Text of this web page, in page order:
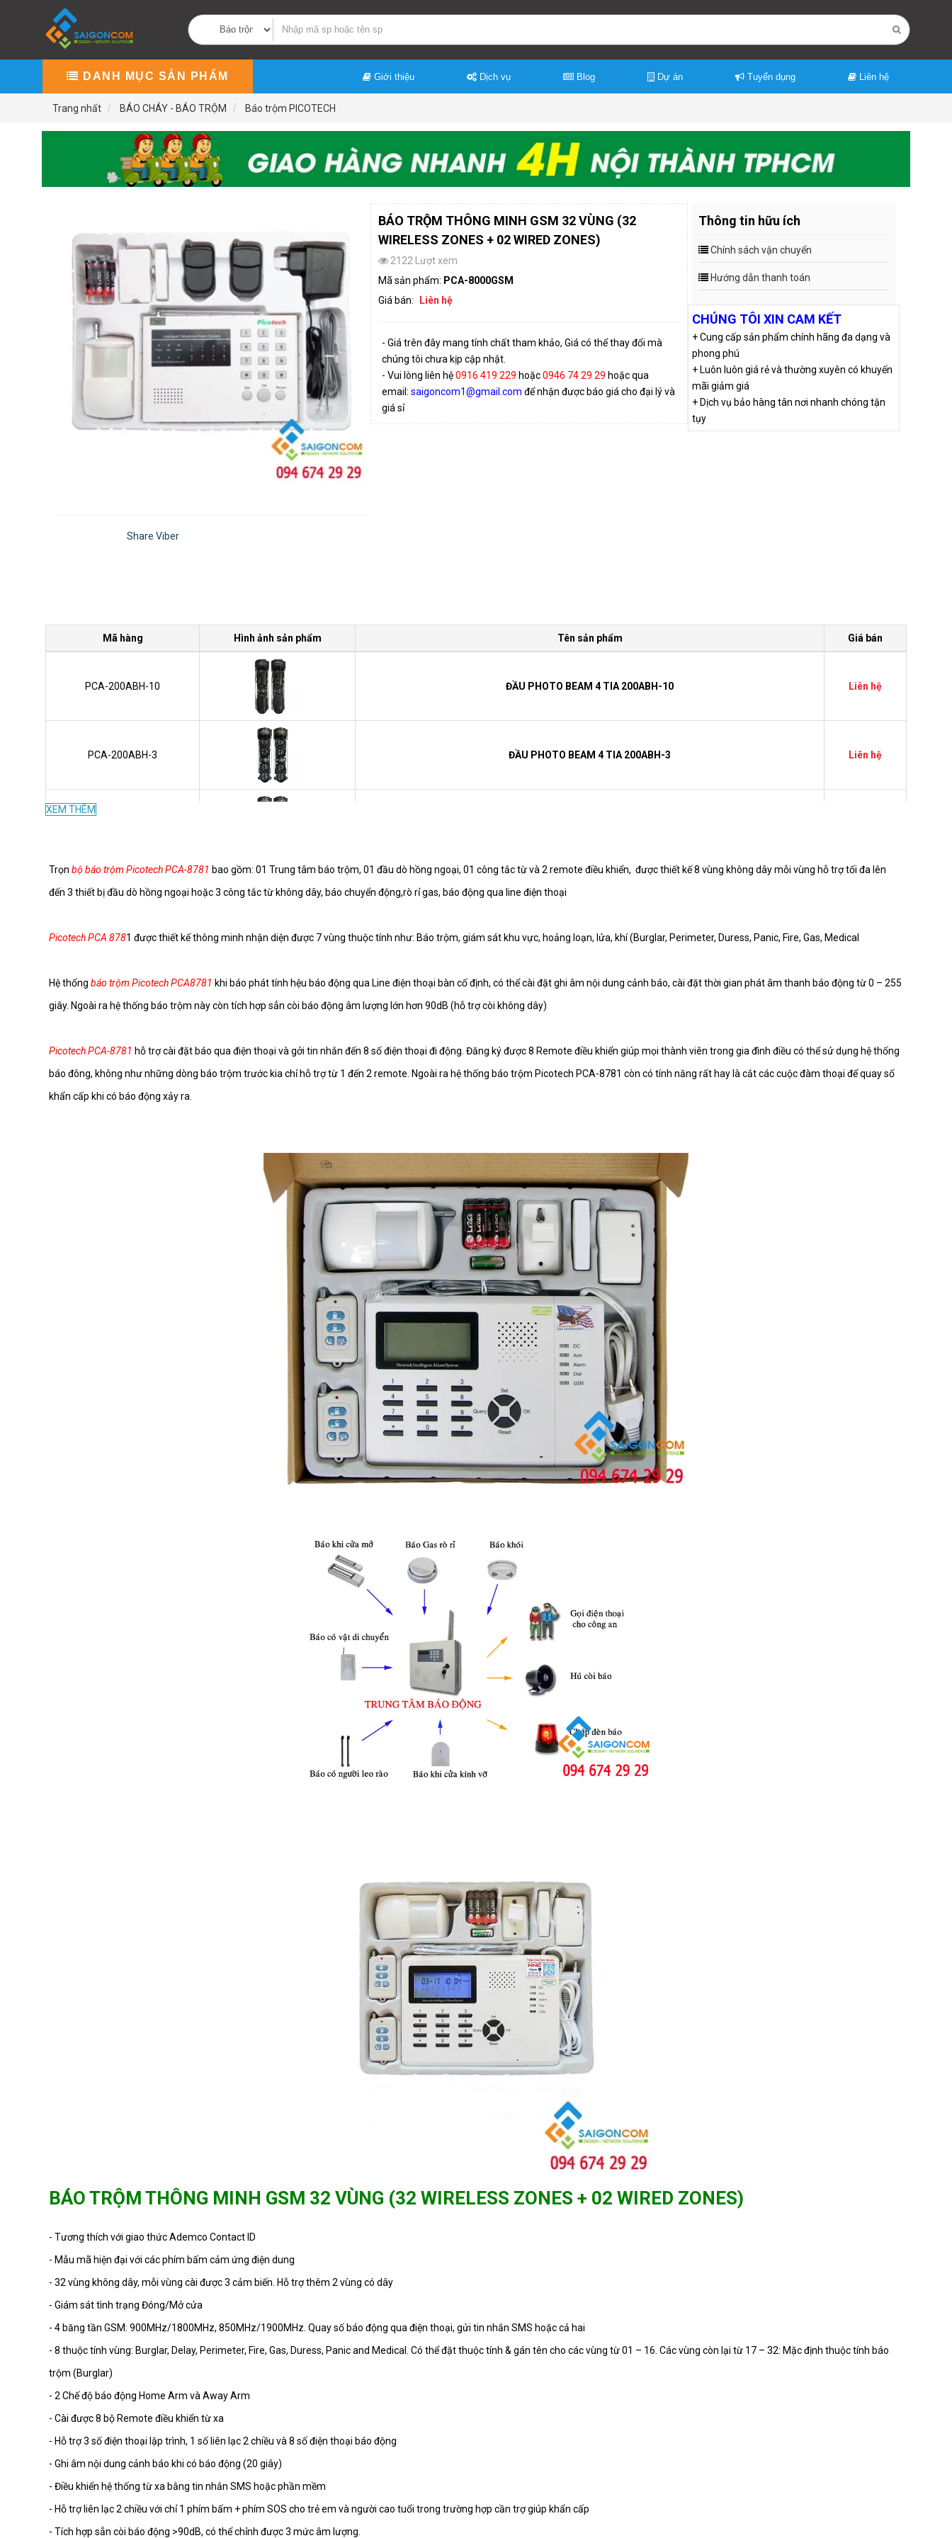
DANH MỤC SẢN PHẨM Giới thiệu Dịch vụ Blog Dự án Tuyển dụng Liên hệ
Trang nhất BÁO CHÁY - BÁO TRỘM Báo trộm PICOTECH
Share Viber
BÁO TRỘM THÔNG MINH GSM 32 VÙNG (32
WIRELESS ZONES + 02 WIRED ZONES)
2122 Lượt xem
Mã sản phẩm: PCA-8000GSM
Giá bán:
Liên hệ
- Giá trên đây mang tính chất tham khảo, Giá có thể thay đổi mà
chúng tôi chưa kịp cập nhật.
- Vui lòng liên hệ0916 419 229 hoặc0946 74 29 29 hoặc qua
email: saigoncom1@gmail.com để nhận được báo giá cho đại lý và
giá sỉ
Thông tin hữu ích
Chính sách vận chuyển
Hướng dẫn thanh toán
CHÚNG TÔI XIN CAM KẾT
+ Cung cấp sản phẩm chính hãng đa dạng và
phong phú
+ Luôn luôn giá rẻ và thường xuyên có khuyến
mãi giảm giá
+ Dịch vụ bảo hàng tân nơi nhanh chóng tận
tụy
Mã hàng Hình ảnh sản phẩm Tên sản phẩm Giá bán
PCA-200ABH-10 ĐẦU PHOTO BEAM 4 TIA 200ABH-10 Liên hệ
PCA-200ABH-3 ĐẦU PHOTO BEAM 4 TIA 200ABH-3 Liên hệ
PCA-200ABE-D ĐẦU PHOTO BEAM 2 TIA -200ABE-D
PCA-610ABS-60 ĐẦU PHOTO BEAM 2 TIA KHÔNG DÂY, NĂNG LƯỢNG MẶT TRỜI Liên hệ
ĐẦU PHOTO BEAM 2 TIA -7LED
XEM THÊM
Trọn bộ báo trộm Picotech PCA-8781 bao gồm: 01 Trung tâm báo trộm, 01 đầu dò hồng ngoại, 01 công tắc từ và 2 remote điều khiển, được thiết kế 8 vùng không dây mỗi vùng hỗ trợ tối đa lên
đến 3 thiết bị đầu dò hồng ngoại hoặc 3 công tắc từ không dây, báo chuyển động,rò rỉ gas, báo động qua line điện thoại
Picotech PCA 8781 được thiết kế thông minh nhận diện được 7 vùng thuộc tính như: Báo trộm, giám sát khu vực, hoảng loạn, lửa, khí (Burglar, Perimeter, Duress, Panic, Fire, Gas, Medical
Hệ thống báo trộm Picotech PCA8781 khi báo phát tính hệu báo động qua Line điện thoại bàn cố định, có thể cài đặt ghi âm nội dung cảnh báo, cài đặt thời gian phát âm thanh báo động từ 0 – 255
giây. Ngoài ra hệ thống báo trộm này còn tích hợp sẳn còi báo động âm lượng lớn hơn 90dB (hỗ trợ còi không dây)
Picotech PCA-8781 hỗ trợ cài đặt báo qua điện thoại và gởi tin nhắn đến 8 số điện thoại đi động. Đăng ký được 8 Remote điều khiển giúp mọi thành viên trong gia đình điều có thể sử dụng hệ thống
báo đông, không như những dòng báo trộm trước kia chỉ hỗ trợ từ 1 đến 2 remote. Ngoài ra hệ thống báo trộm Picotech PCA-8781 còn có tính năng rất hay là cắt các cuộc đàm thoại để quay số
khẩn cấp khi có báo động xảy ra.
BÁO TRỘM THÔNG MINH GSM 32 VÙNG (32 WIRELESS ZONES + 02 WIRED ZONES)
- Tương thích với giao thức Ademco Contact ID
- Mẫu mã hiện đại với các phím bấm cảm ứng điện dung
- 32 vùng không dây, mỗi vùng cài được 3 cảm biến. Hỗ trợ thêm 2 vùng có dây
- Giám sát tình trạng Đóng/Mở cửa
- 4 băng tần GSM: 900MHz/1800MHz, 850MHz/1900MHz. Quay số báo động qua điện thoại, gửi tin nhắn SMS hoặc cả hai
- 8 thuộc tính vùng: Burglar, Delay, Perimeter, Fire, Gas, Duress, Panic and Medical. Có thể đặt thuộc tính & gán tên cho các vùng từ 01 – 16. Các vùng còn lại từ 17 – 32: Mặc định thuộc tính báo
trộm (Burglar)
- 2 Chế độ báo động Home Arm và Away Arm
- Cài được 8 bộ Remote điều khiển từ xa
- Hỗ trợ 3 số điện thoại lập trình, 1 số liên lạc 2 chiều và 8 số điện thoại báo động
- Ghi âm nội dung cảnh báo khi có báo động (20 giây)
- Điều khiển hệ thống từ xa bằng tin nhắn SMS hoặc phần mềm
- Hỗ trợ liên lạc 2 chiều với chỉ 1 phím bấm + phím SOS cho trẻ em và người cao tuổi trong trường hợp cần trợ giúp khẩn cấp
- Tích hợp sẵn còi báo động >90dB, có thể chỉnh được 3 mức âm lượng.